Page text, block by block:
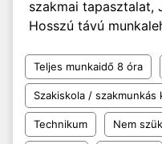
szakmai tapasztalat,
Hosszú távú
Teljes munkaidő 8 óra
Szakiskola / szakmunkás
Technikum Nem